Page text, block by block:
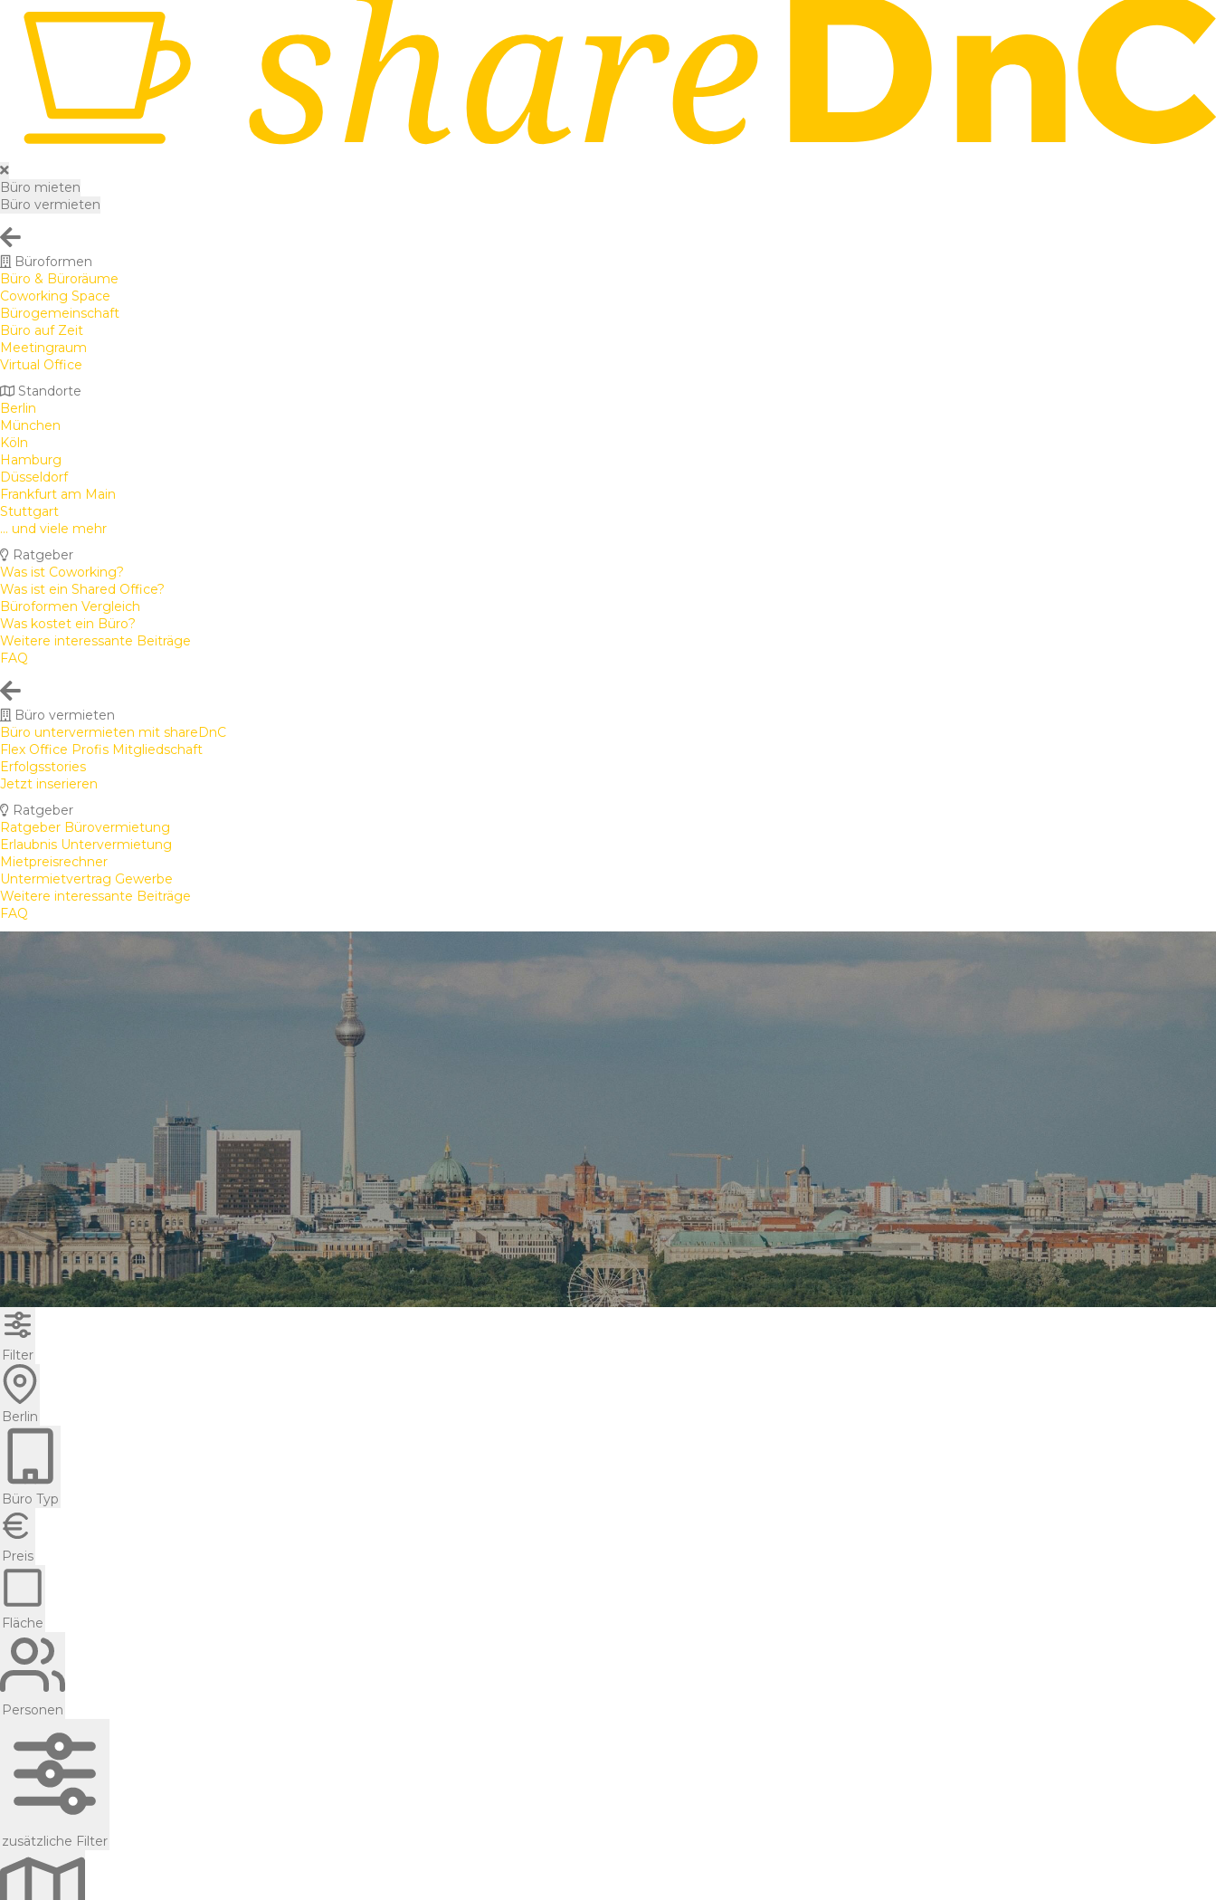
Büro mieten
Büro vermieten
Büroformen
Büro & Büroräume
Coworking Space
Bürogemeinschaft
Büro auf Zeit
Meetingraum
Virtual Office
Standorte
Berlin
München
Köln
Hamburg
Düsseldorf
Frankfurt am Main
Stuttgart
... und viele mehr
Ratgeber
Was ist Coworking?
Was ist ein Shared Office?
Büroformen Vergleich
Was kostet ein Büro?
Weitere interessante Beiträge
FAQ
Büro vermieten
Büro untervermieten mit shareDnC
Flex Office Profis Mitgliedschaft
Erfolgsstories
Jetzt inserieren
Ratgeber
Ratgeber Bürovermietung
Erlaubnis Untervermietung
Mietpreisrechner
Untermietvertrag Gewerbe
Weitere interessante Beiträge
FAQ
Filter
Berlin
Büro Typ
Preis
Fläche
Personen
zusätzliche Filter